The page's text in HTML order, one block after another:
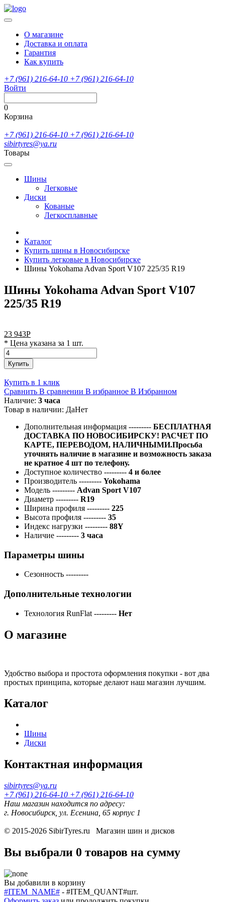
О магазине
Доставка и оплата
Гарантия
Как купить
+7 (961) 216-64-10 +7 (961) 216-64-10
Войти
0
Корзина
+7 (961) 216-64-10 +7 (961) 216-64-10
sibirtyres@ya.ru
Товары
Шины
Легковые
Диски
Кованые
Легкосплавные
Каталог
Купить шины в Новосибирске
Купить легковые в Новосибирске
Шины Yokohama Advan Sport V107 225/35 R19
Шины Yokohama Advan Sport V107
225/35 R19
23 943Р
* Цена указана за 1 шт.
Купить
Купить в 1 клик
Сравнить В сравнении В избранное В Избранном
Наличие: 3 часа
Товар в наличии: ДаНет
Дополнительная информация --------- БЕСПЛАТНАЯ
ДОСТАВКА ПО НОВОСИБИРСКУ! РАСЧЕТ ПО
КАРТЕ, ПЕРЕВОДОМ, НАЛИЧНЫМИ.Просьба
уточнять наличие в магазине и возможность заказа
не кратное 4 шт по телефону.
Доступное количество --------- 4 и более
Производитель --------- Yokohama
Модель --------- Advan Sport V107
Диаметр --------- R19
Ширина профиля --------- 225
Высота профиля --------- 35
Индекс нагрузки --------- 88Y
Наличие --------- 3 часа
Параметры шины
Сезонность ---------
Дополнительные технологии
Технология RunFlat --------- Нет
О магазине
Удобство выбора и простота оформления покупки - вот два
простых принципа, которые делают наш магазин лучшим.
Каталог
Шины
Диски
Контактная информация
sibirtyres@ya.ru
+7 (961) 216-64-10 +7 (961) 216-64-10
Наш магазин находится по адресу:
г. Новосибирск, ул. Есенина, 65 корпус 1
© 2015-2026 SibirTyres.ru Магазин шин и дисков
Вы выбрали 0 товаров на сумму
Вы добавили в корзину
#ITEM_NAME# - #ITEM_QUANT#шт.